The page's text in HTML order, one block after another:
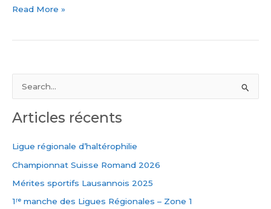
Read More »
c
r
c
h
Articles récents
Ligue régionale d’haltérophilie
Championnat Suisse Romand 2026
Mérites sportifs Lausannois 2025
1ʳᵉ manche des Ligues Régionales – Zone 1